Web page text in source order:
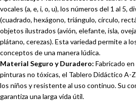
vocales (a, e, i, o, u), los números del 1 al 5,
(cuadrado, hexágono, triángulo, círculo,
objetos ilustrados (avión, elefante, isla,
plátano, cerezas). Esta variedad permite a
conceptos de una manera lúdica.
Material Seguro y Duradero: Fabricado
pinturas no tóxicas, el Tablero Didáctico A-
los niños y resistente al uso continuo. Su
garantiza una larga vida útil.